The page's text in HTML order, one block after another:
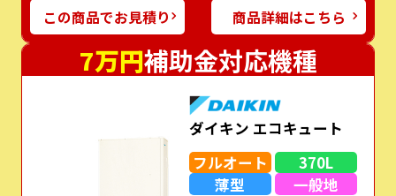
この商品でお見積り 商品詳細はこちら
7万円補助金対応機種
ダイキン エコキュート
フルオート
370L
薄型
一般地